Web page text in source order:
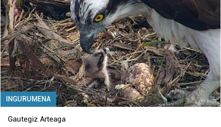
INGURUMENA
Gautegiz Arteaga